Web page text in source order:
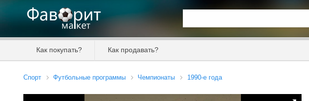
Как покупать? Как продавать?
Спорт Футбольные программы Чемпионаты 1990-е года